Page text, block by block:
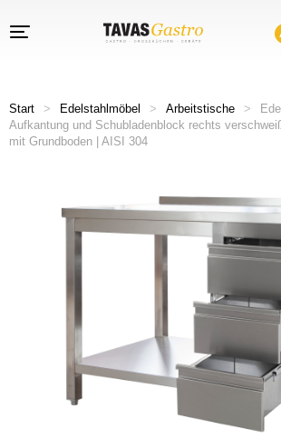
Start > Edelstahlmöbel > Arbeitstische >
Aufkantung und Schubladenblock rechts
mit Grundboden | AISI 304